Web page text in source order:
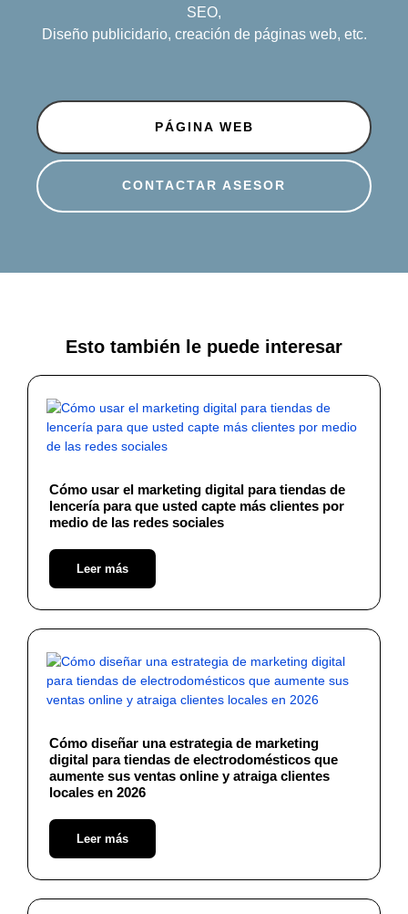
SEO,
Diseño publicidario, creación de páginas web, etc.
PÁGINA WEB
CONTACTAR ASESOR
Esto también le puede interesar
Cómo usar el marketing digital para tiendas de
lencería para que usted capte más clientes por
medio de las redes sociales
Leer más
Cómo diseñar una estrategia de marketing
digital para tiendas de electrodomésticos que
aumente sus ventas online y atraiga clientes
locales en 2026
Leer más